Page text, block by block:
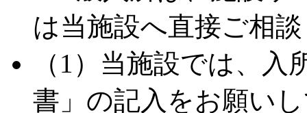
は当施設へ直接ご相
（1）当施設では、
書」の記入をお願い